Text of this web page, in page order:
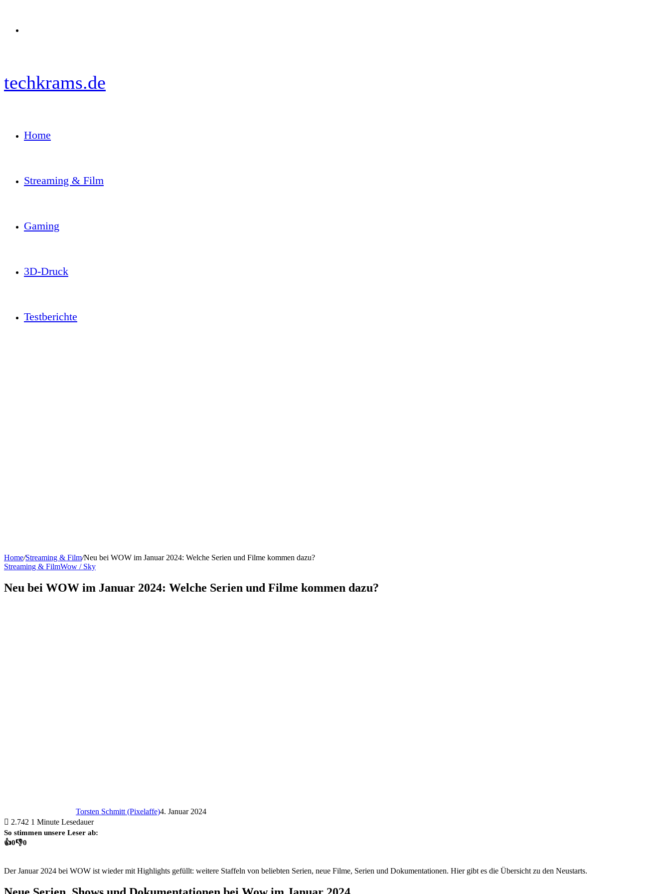
techkrams.de
Home
Streaming & Film
Gaming
3D-Druck
Testberichte
Home/Streaming & Film/Neu bei WOW im Januar 2024: Welche Serien und Filme kommen dazu?
Streaming & FilmWow / Sky
Neu bei WOW im Januar 2024: Welche Serien und Filme kommen dazu?
Torsten Schmitt (Pixelaffe)4. Januar 2024
2.742 1 Minute Lesedauer
So stimmen unsere Leser ab:
👍0👎0
Der Januar 2024 bei WOW ist wieder mit Highlights gefüllt: weitere Staffeln von beliebten Serien, neue Filme, Serien und Dokumentationen. Hier gibt es die Übersicht zu den Neustarts.